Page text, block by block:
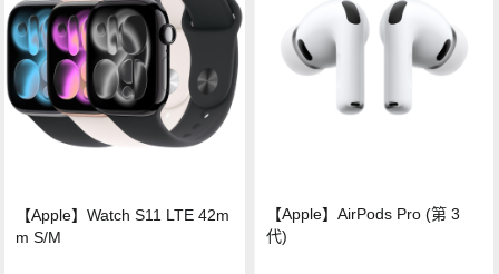
【Apple】Watch S11 LTE 42m
m S/M
【Apple】AirPods Pro (第 3
代)